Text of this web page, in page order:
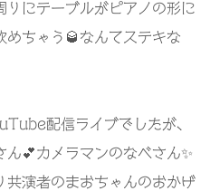
りにテーブルがピアノの形に
めちゃう🥃なんてステキな
配信ライブでしたが、
💕カメラマンのなべさん✨
共演者のまおちゃんのおかげ